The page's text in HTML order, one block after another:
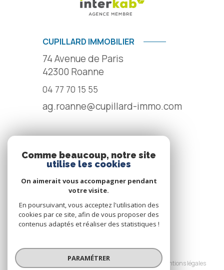
CUPILLARD IMMOBILIER
74 Avenue de Paris
42300 Roanne
04 77 70 15 55
ag.roanne@cupillard-immo.com
NOUS SUIVRE
© 2026 | Tous droits réservés
Nos honoraires
Nos partenaires
Mentions légales
Comme beaucoup, notre site
utilise les cookies
On aimerait vous accompagner pendant
votre visite.
En poursuivant, vous acceptez l'utilisation des
cookies par ce site, afin de vous proposer des
contenus adaptés et réaliser des statistiques !
PARAMÉTRER